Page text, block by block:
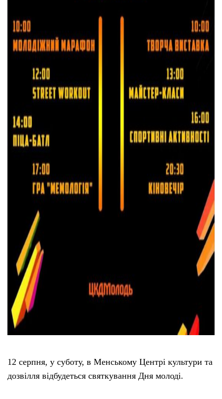
12 серпня, у суботу, в Менському Центрі культури та
дозвілля відбудеться святкування Дня молоді.